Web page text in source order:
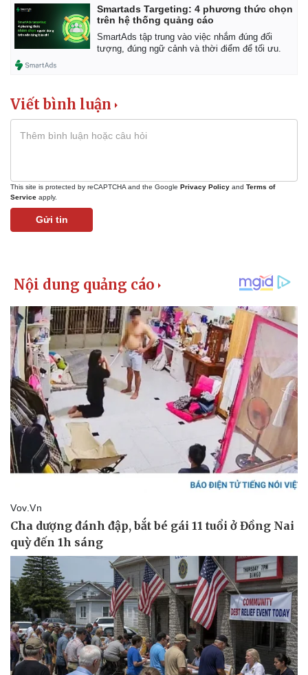
Smartads Targeting: 4 phương thức chọn
trên hệ thống quảng cáo
SmartAds tập trung vào việc nhắm đúng đối
tượng, đúng ngữ cảnh và thời điểm để tối ưu.
Viết bình luận
This site is protected by reCAPTCHA and the Google Privacy Policy and Terms of
Service apply.
Gửi tin